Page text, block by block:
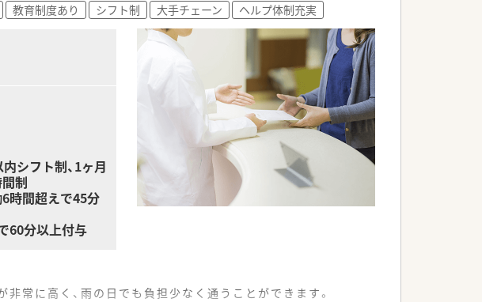
教育制度あり シフト制 大手チェーン ヘルプ体制充実
シフト制、1ヶ月
制
時間超えで45分
60分以上付与
常に高く、雨の日でも負担少なく通うことができます。